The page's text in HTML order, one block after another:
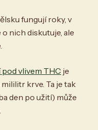
fungují roky, v
o nich diskutuje, ale
pod vlivem THC je
krve. Ta je tak
den po užití) může